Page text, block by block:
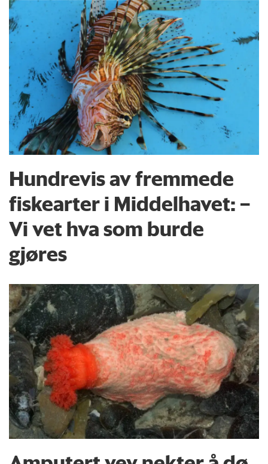
Hundrevis av fremmede
fiskearter i Middelhavet: –
Vi vet hva som burde
gjøres